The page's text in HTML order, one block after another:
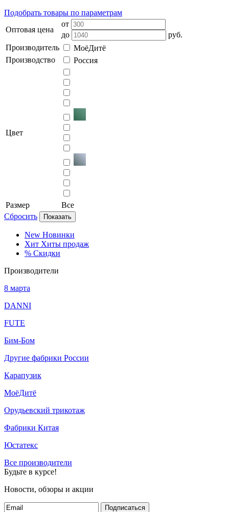
Подобрать товары по параметрам
Оптовая цена
от
до
руб.
Производитель
МоёДитё
Производство
Россия
Цвет
Размер
Все
Сбросить
Показать
New Новинки
Хит Хиты продаж
% Скидки
Производители
8 марта
DANNI
FUTE
Бим-Бом
Другие фабрики России
Карапузик
МоёДитё
Орудьевский трикотаж
Фабрики Китая
Юстатекс
Все производители
Будьте в курсе!
Новости, обзоры и акции
Подписаться